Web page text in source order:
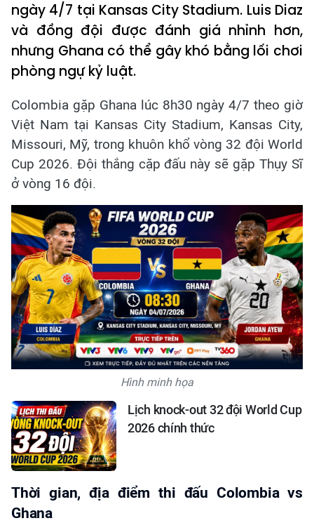
ngày 4/7 tại Kansas City Stadium. Luis Diaz
và đồng đội được đánh giá nhỉnh hơn,
nhưng Ghana có thể gây khó bằng lối chơi
phòng ngự kỷ luật.
Colombia gặp Ghana lúc 8h30 ngày 4/7 theo giờ
Việt Nam tại Kansas City Stadium, Kansas City,
Missouri, Mỹ, trong khuôn khổ vòng 32 đội World
Cup 2026. Đội thắng cặp đấu này sẽ gặp Thụy Sĩ
ở vòng 16 đội.
Hình minh họa
Lịch knock-out 32 đội World Cup
2026 chính thức
Thời gian, địa điểm thi đấu Colombia vs
Ghana